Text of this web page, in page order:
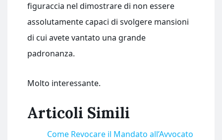
figuraccia nel dimostrare di non essere
assolutamente capaci di svolgere mansioni
di cui avete vantato una grande
padronanza.
Molto interessante.
Articoli Simili
Come Revocare il Mandato all’Avvocato